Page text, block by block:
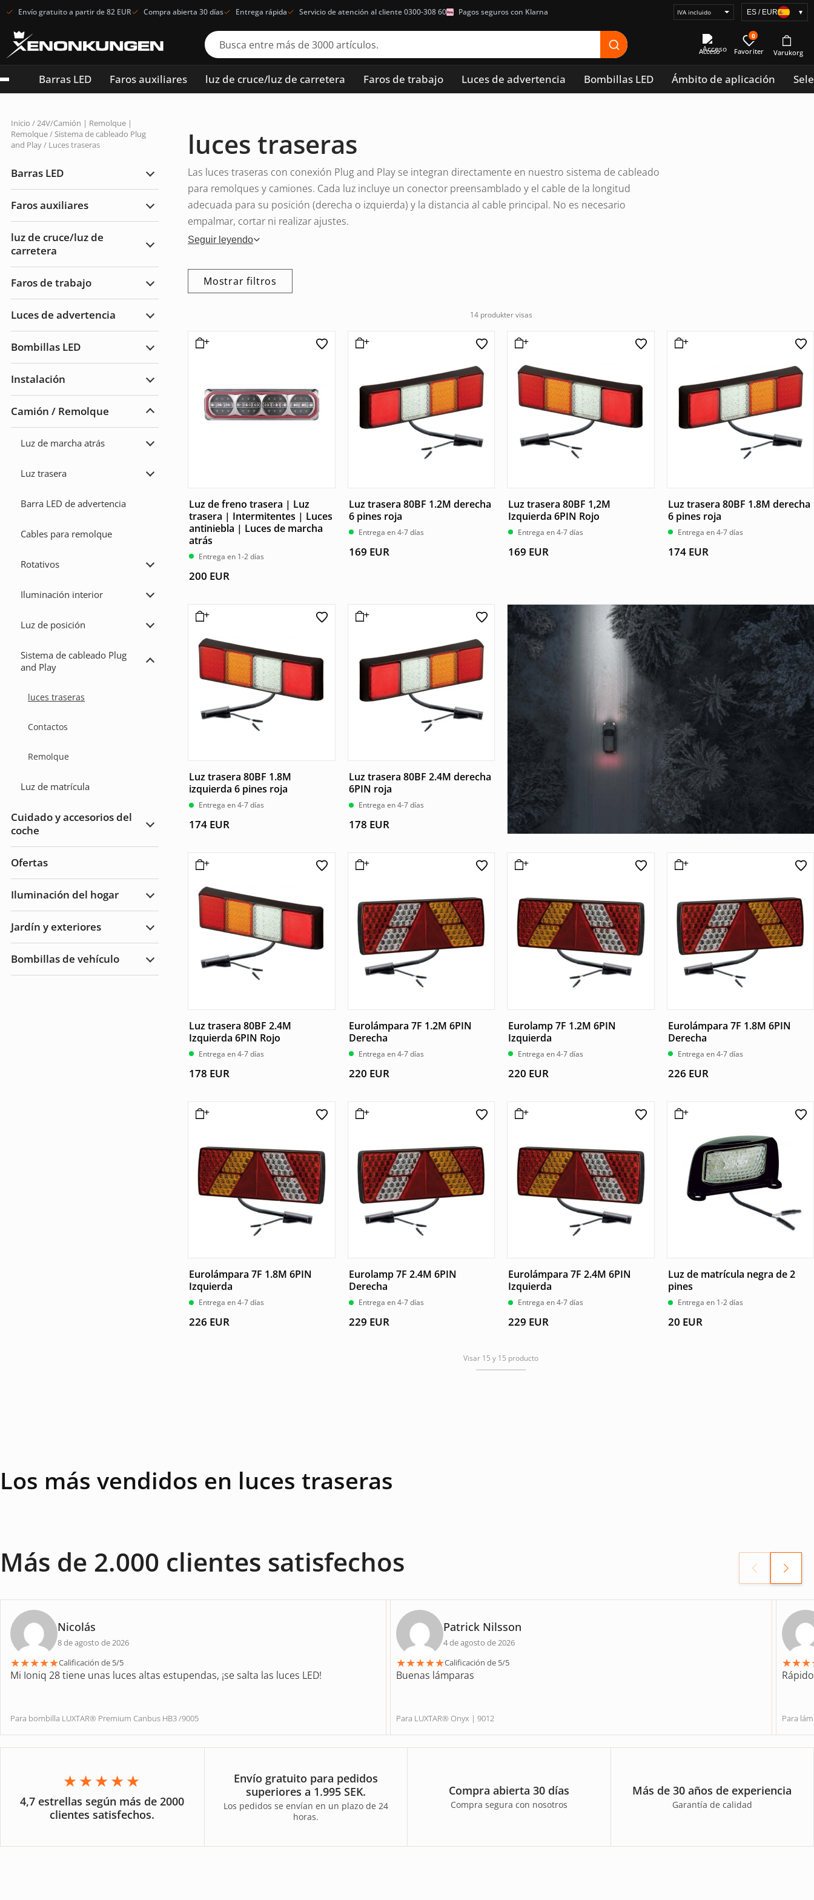
Envío gratuito a partir de 82 EUR Compra abierta 30 días Entrega rápida Servicio de atención al cliente 0300-308 60 Pagos seguros con Klarna
Seleccionar
visualización
precios
ES / EUR ▾
Acceso
0
Barras LED Faros auxiliares luz de cruce/luz de carretera Faros de trabajo Luces de advertencia Bombillas LED Ámbito de aplicación
Inicio /24V/Camión | Remolque |
Remolque/Sistema de cableado Plug
and Play/ Luces traseras
Barras LED
Ampliar
Faros auxiliares
Ampliar
luz de cruce/luz de
carretera
Ampliar
de
de
Faros de trabajo
Ampliar
trabajo
Luces de advertencia
Ampliar
advertencia
Bombillas LED
Ampliar
Instalación
Ampliar
Camión / Remolque
Ampliar
Remolque
Luz de marcha atrás
Ampliar
marcha
Luz trasera
Ampliar
Barra LED de advertencia
Cables para remolque
Rotativos
Ampliar
Iluminación interior
Ampliar
Luz de posición
Ampliar
posición
Sistema de cableado Plug
and Play
Ampliar
luces traseras
Contactos
Remolque
Luz de matrícula
Cuidado y accesorios del
coche
Ampliar
del
Ofertas
Iluminación del hogar
Ampliar
hogar
Jardín y exteriores
Ampliar
Exteriores
Bombillas de vehículo
Ampliar
luces traseras
Las luces traseras con conexión Plug and Play se integran directamente en nuestro sistema de cableado
para remolques y camiones. Cada luz incluye un conector preensamblado y el cable de la longitud
adecuada para su posición (derecha o izquierda) y la distancia al cable principal. No es necesario
empalmar, cortar ni realizar ajustes.
Seguir leyendo
Mostrar filtros
14 produkter visas
Luz de freno trasera | Luz
trasera | Intermitentes | Luces
antiniebla | Luces de marcha
atrás
Entrega en 1-2 días
200 EUR
Luz trasera 80BF 1.2M derecha
6 pines roja
Entrega en 4-7 días
169 EUR
Luz trasera 80BF 1,2M
Izquierda 6PIN Rojo
Entrega en 4-7 días
169 EUR
Luz trasera 80BF 1.8M derecha
6 pines roja
Entrega en 4-7 días
174 EUR
Luz trasera 80BF 1.8M
izquierda 6 pines roja
Entrega en 4-7 días
174 EUR
Luz trasera 80BF 2.4M derecha
6PIN roja
Entrega en 4-7 días
178 EUR
Luz trasera 80BF 2.4M
Izquierda 6PIN Rojo
Entrega en 4-7 días
178 EUR
Eurolámpara 7F 1.2M 6PIN
Derecha
Entrega en 4-7 días
220 EUR
Eurolamp 7F 1.2M 6PIN
Izquierda
Entrega en 4-7 días
220 EUR
Eurolámpara 7F 1.8M 6PIN
Derecha
Entrega en 4-7 días
226 EUR
Eurolámpara 7F 1.8M 6PIN
Izquierda
Entrega en 4-7 días
226 EUR
Eurolamp 7F 2.4M 6PIN
Derecha
Entrega en 4-7 días
229 EUR
Eurolámpara 7F 2.4M 6PIN
Izquierda
Entrega en 4-7 días
229 EUR
Luz de matrícula negra de 2
pines
Entrega en 1-2 días
20 EUR
Visar 15 y 15 producto
Los más vendidos en luces traseras
Más de 2.000 clientes satisfechos
Nicolás
8 de agosto de 2026
★★★★★Calificación de 5/5
Mi Ioniq 28 tiene unas luces altas estupendas, ¡se salta las luces LED!
Para bombilla LUXTAR® Premium Canbus HB3 /9005
Patrick Nilsson
4 de agosto de 2026
★★★★★Calificación de 5/5
Buenas lámparas
Para LUXTAR® Onyx | 9012
★★★
Para
★★★★★
4,7 estrellas según más de 2000
clientes satisfechos.
Envío gratuito para pedidos
superiores a 1.995 SEK.
Los pedidos se envían en un plazo de 24
horas.
Compra abierta 30 días
Compra segura con nosotros
Más de 30 años de experiencia
Garantía de calidad